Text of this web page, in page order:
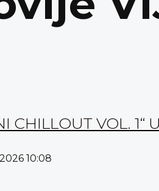
CHILLOUT VOL.
10:08